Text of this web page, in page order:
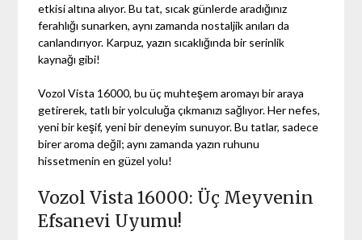
etkisi altına alıyor. Bu tat, sıcak günlerde aradığınız
ferahlığı sunarken, aynı zamanda nostaljik anıları da
canlandırıyor. Karpuz, yazın sıcaklığında bir serinlik
kaynağı gibi!
Vozol Vista 16000, bu üç muhteşem aromayı bir araya
getirerek, tatlı bir yolculuğa çıkmanızı sağlıyor. Her nefes,
yeni bir keşif, yeni bir deneyim sunuyor. Bu tatlar, sadece
birer aroma değil; aynı zamanda yazın ruhunu
hissetmenin en güzel yolu!
Vozol Vista 16000: Üç Meyvenin
Efsanevi Uyumu!